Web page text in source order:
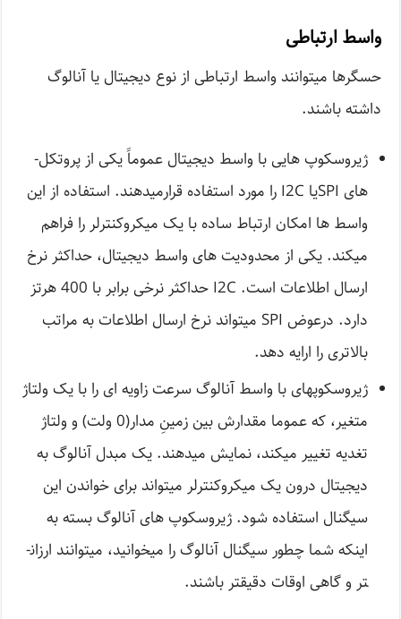
واسط ارتباطی
حسگرها می­توانند واسط ارتباطی از نوع دیجیتال یا آنالوگ
داشته باشند.
ژیروسکوپ هایی با واسط دیجیتال عموماً یکی از پروتکل­
های SPIیا I2C را مورد استفاده قرارمی­دهند. استفاده از این
واسط ­ها امکان ارتباط ساده با یک میکروکنترلر را فراهم
می­کند. یکی از محدودیت­ های واسط دیجیتال، حداکثر نرخ
ارسال اطلاعات است. I2C حداکثر نرخی برابر با 400 هرتز
دارد. درعوض SPI می­تواند نرخ ارسال اطلاعات به مراتب
بالاتری را ارایه دهد.
ژیروسکوپهای با واسط آنالوگ سرعت زاویه­ ای را با یک ولتاژ
متغیر، که عموما مقدارش بین زمینِ مدار(0 ولت) و ولتاژ
تغدیه تغییر می­کند، نمایش می­دهند. یک مبدل آنالوگ به
دیجیتال درون یک میکروکنترلر می­تواند برای خواندن این
سیگنال استفاده شود. ژیروسکوپ های آنالوگ بسته به
اینکه شما چطور سیگنال آنالوگ را می­خوانید، می­توانند ارزان­
تر و گاهی اوقات دقیق­تر باشند.